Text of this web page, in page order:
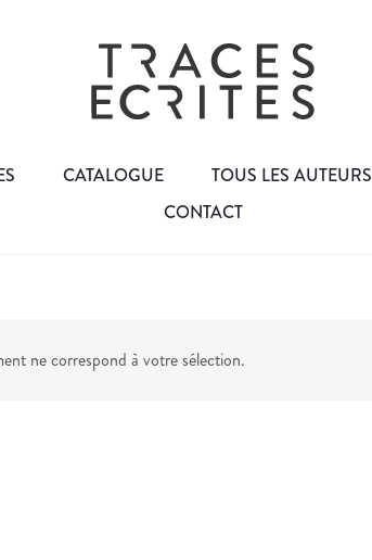
CATALOGUE TOUS LES AUTEURS
CONTACT
ne correspond à votre sélection.